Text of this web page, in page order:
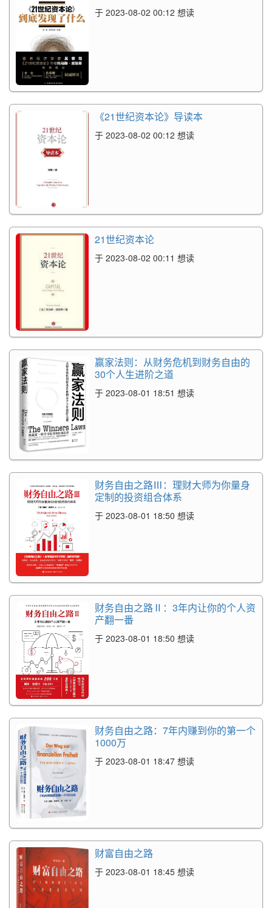
于 2023-08-02 00:12 想读
《21世纪资本论》导读本
于 2023-08-02 00:12 想读
21世纪资本论
于 2023-08-02 00:11 想读
赢家法则：从财务危机到财务自由的
30个人生进阶之道
于 2023-08-01 18:51 想读
财务自由之路Ⅲ：理财大师为你量身
定制的投资组合体系
于 2023-08-01 18:50 想读
财务自由之路Ⅱ：3年内让你的个人资
产翻一番
于 2023-08-01 18:50 想读
财务自由之路：7年内赚到你的第一个
1000万
于 2023-08-01 18:47 想读
财富自由之路
于 2023-08-01 18:45 想读